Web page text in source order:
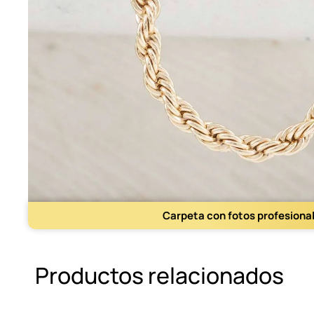
Carpeta con fotos
Productos relacionados